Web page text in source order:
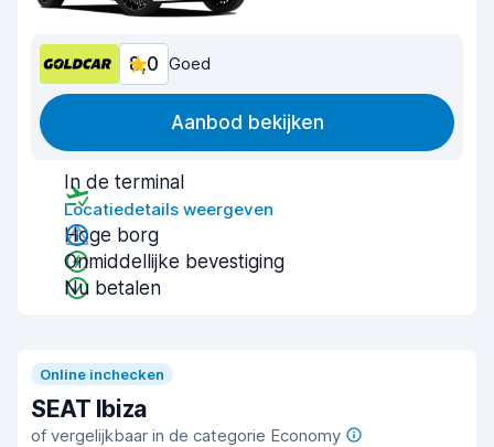
8,0 Goed
Aanbod bekijken
In de terminal
Locatiedetails weergeven
Hoge borg
Onmiddellijke bevestiging
Nu betalen
Online inchecken
SEAT Ibiza
of vergelijkbaar in de categorie Economy